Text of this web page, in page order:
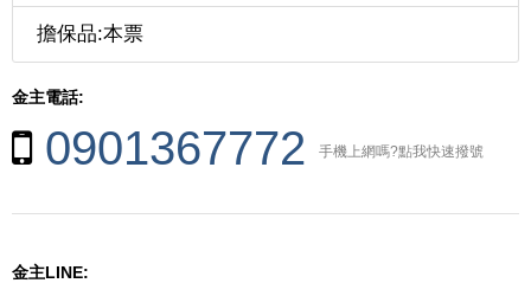
擔保品:本票
金主電話:
0901367772 手機上網嗎?點我快速撥號
金主LINE: